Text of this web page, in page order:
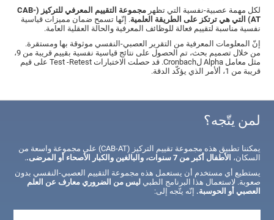
لكل مهمة عصبية-نفسية التي تظهر
مجموعة التقييم المعرفي للتركيز (CAB-
AT) التي هي ترتكز على الطريقة العلمية
. إنّها تسمح ضمان مميزات قياسية
نفسية مناسبة لتقييم فعالة للوظائف المعرفية والحالة العقلية العامة.
إنّ المعلومات المعرفية من التقرير العصبي-النفسي موثوقة بها ومستقرة.
من خلال تصميم بحث، تم الحصول على نتائج قياسية نفسية بقييم قريبة من 9،
مثل معامل Alpha لCronbach. قد حصلت الاختبارات Test -Retest على قيم
قريبة من 1، ألأمر الذي يؤكّد الدقة.
لمن يتّجه؟
يمكننا تطبيق هذه مجموعة تقييم التركيز (CAB-AT) على مجموعة واسعة من
السكان، الأطفال أكبر من 7 سنوات، والبالغين والكبار الأصحاء أو المرضى.
.
يستطيع أي مستخدم أن يستعمل هذه مجموعة التقييم العصبي-النفسي بدون
صعوبة. لاستعمال هذا البرنامج الطبيليس من الضروري معارف عن العلم
العصبي أو الحوسبة. إنّه يتّجه إلى: